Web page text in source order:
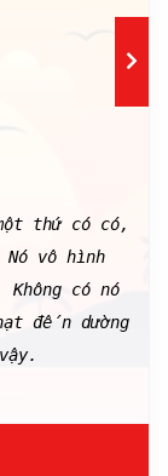
thứ có có,
vô hình
có nó
đến dường